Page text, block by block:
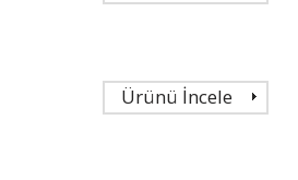
Ürünü İncele